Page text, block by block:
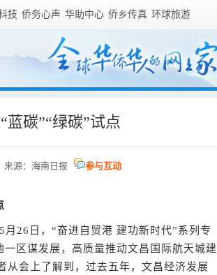
技 侨务心声 华助中心 侨乡传真 环球旅游
蓝碳”“绿碳”试点
来源：海南日报 参与互动
日，“奋进自贸港 建功新时代”系列专
区谋发展，高质量推动文昌国际航天城建
从会上了解到，过去五年，文昌经济发展